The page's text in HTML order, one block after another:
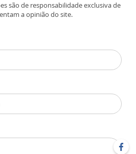
são de responsabilidade exclusiva de
a opinião do site.